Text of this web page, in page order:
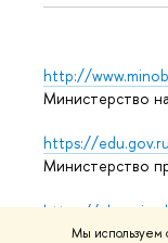
Мы используем
http://
Министерство
https://
Министерство
https://
Массовые